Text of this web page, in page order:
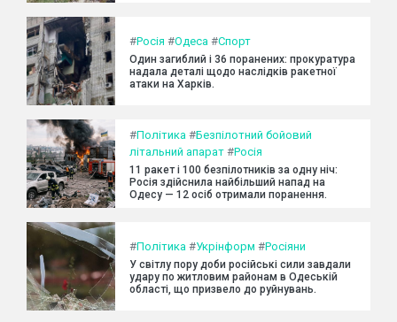
#Росія #Одеса #Спорт
Один загиблий і 36 поранених: прокуратура
надала деталі щодо наслідків ракетної
атаки на Харків.
#Політика #Безпілотний бойовий
літальний апарат #Росія
11 ракет і 100 безпілотників за одну ніч:
Росія здійснила найбільший напад на
Одесу — 12 осіб отримали поранення.
#Політика #Укрінформ #Росіяни
У світлу пору доби російські сили завдали
удару по житловим районам в Одеській
області, що призвело до руйнувань.